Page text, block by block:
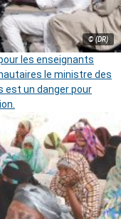
© (DR)
les enseignants
le ministre des
est un danger pour